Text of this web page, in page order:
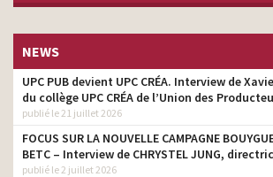
maintenant
NEWS
UPC PUB devient UPC CRÉA. Interview de
du collège UPC CRÉA de l’Union des
publié le 21 juillet 2026
FOCUS SUR LA NOUVELLE CAMPAGNE
BETC – Interview de CHRYSTEL JUNG,
publié le 2 juillet 2026